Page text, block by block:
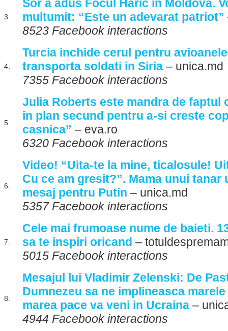
3.
Sor a adus Focul Haric in Moldova.
multumit: “Este un adevarat patriot”
8523 Facebook interactions
4.
Turcia inchide cerul pentru
transporta soldati in Siria – unica.md
7355 Facebook interactions
5.
Julia Roberts este mandra de faptul
in plan secund pentru a-si creste
casnica” – eva.ro
6320 Facebook interactions
6.
Video! “Uita-te la mine, ticalosule!
Cu ce am gresit?”. Mama unui tanar
mesaj pentru Putin – unica.md
5357 Facebook interactions
7.
Cele mai frumoase nume de baieti.
sa te inspiri oricand –
5015 Facebook interactions
8.
Mesajul lui Vladimir Zelenski: De
Dumnezeu sa ne implineasca
marea pace va veni in Ucraina –
4944 Facebook interactions